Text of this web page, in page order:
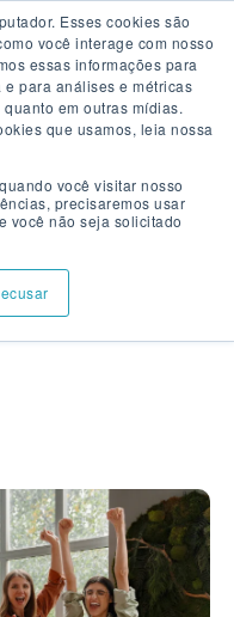
Esses cookies são
você interage com nosso
essas informações para
para análises e métricas
em outras mídias.
que usamos, leia nossa
você visitar nosso
precisaremos usar
você não seja solicitado
SDRs e